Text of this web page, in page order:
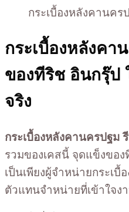
กระเบื้องหลังคานคร
กระเบื้องหลังคา
ของทีริช อินกรุ๊ป
จริง
กระเบื้องหลังคานครปฐม
รวมของเคสนี้ จุดแข็งขอ
เป็นเพียงผู้จำหน่ายกระเบื้
ตัวแทนจำหน่ายที่เข้าใจง